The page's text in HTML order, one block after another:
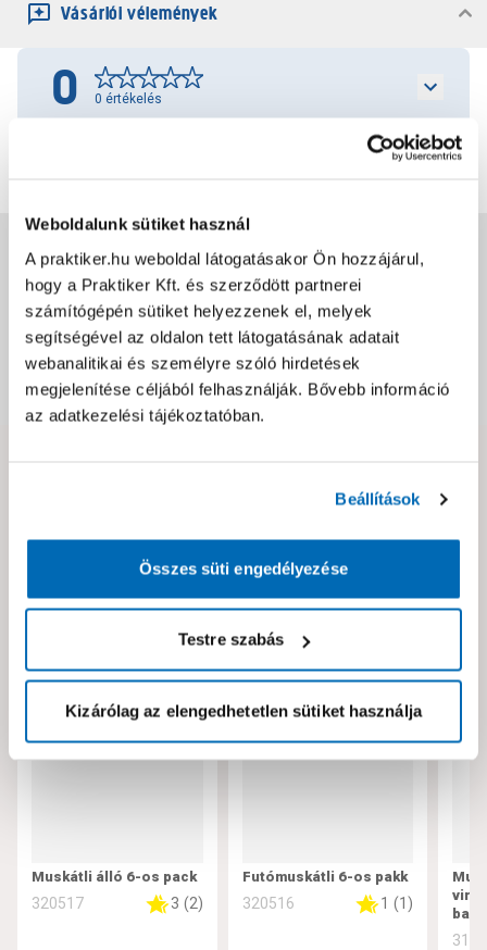
Weboldalunk sütiket használ
A praktiker.hu weboldal látogatásakor Ön hozzájárul,
hogy a Praktiker Kft. és szerződött partnerei
számítógépén sütiket helyezzenek el, melyek
segítségével az oldalon tett látogatásának adatait
webanalitikai és személyre szóló hirdetések
megjelenítése céljából felhasználják. Bővebb információ
az adatkezelési tájékoztatóban.
Beállítások
Összes süti engedélyezése
Testre szabás
Kizárólag az elengedhetetlen sütiket használja
Vásárlói vélemények
0 0 értékelés
Jótállás, szavatosság
Csomagolási és súly információk
Dokumentumok, felelős személy
Neked ajánljuk!
Muskátli álló 6-os pack
320517 3 (2)
Futómuskátli 6-os pakk
320516 1 (1)